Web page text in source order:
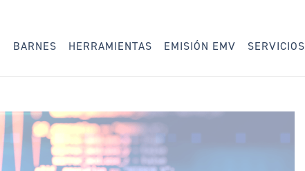
BARNES HERRAMIENTAS EMISIÓN EMV SERVICIOS